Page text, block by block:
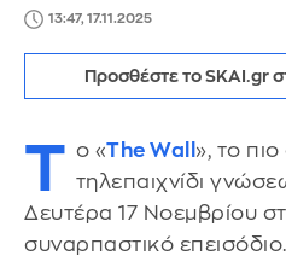
13:47, 17.11.2025
Προσθέστε το SKAI.gr
Τ ο «The Wall », το
τηλεπαιχνίδι
Δευτέρα 17 Νοεμβρίου
συναρπαστικό